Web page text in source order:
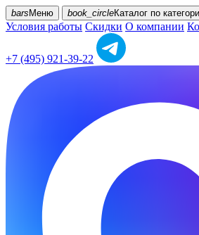
bars Меню book_circleКаталог по
Условия работы Скидки О компании
+7 (495) 921-39-22